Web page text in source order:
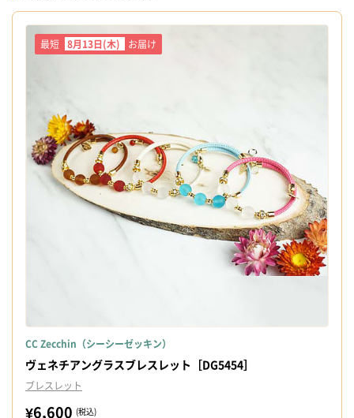
最短 8月13日(木) お届け
CC Zecchin（シーシーゼッキン）
ヴェネチアングラスブレスレット［DG5454］
ブレスレット
¥6,600 (税込)